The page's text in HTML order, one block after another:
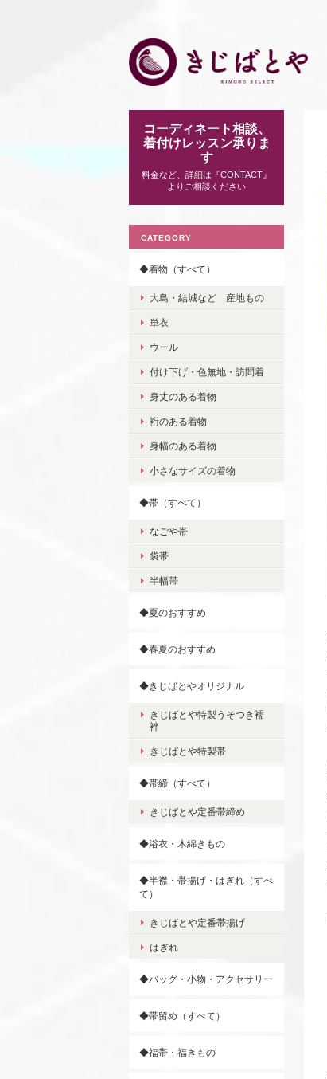
コーディネート相談、
着付けレッスン承りま
す
料金など、詳細は『CONTACT』
よりご相談ください
CATEGORY
◆着物（すべて）
大島・結城など 産地もの
単衣
ウール
付け下げ・色無地・訪問着
身丈のある着物
裄のある着物
身幅のある着物
小さなサイズの着物
◆帯（すべて）
なごや帯
袋帯
半幅帯
◆夏のおすすめ
◆春夏のおすすめ
◆きじばとやオリジナル
きじばとや特製うそつき襦
袢
きじばとや特製帯
◆帯締（すべて）
きじばとや定番帯締め
◆浴衣・木綿きもの
◆半襟・帯揚げ・はぎれ（すべ
て）
きじばとや定番帯揚げ
はぎれ
◆バッグ・小物・アクセサリー
◆帯留め（すべて）
◆福帯・福きもの